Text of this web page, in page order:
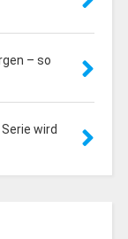
– so
wird